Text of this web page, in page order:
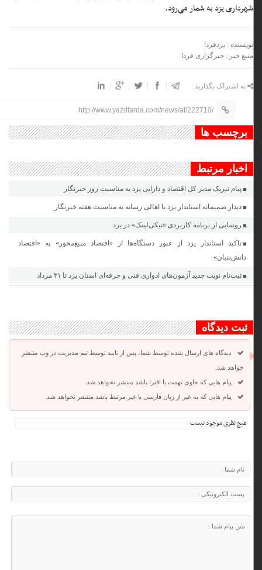
شهرداری یزد به شمار می‌رود.
نویسنده : یزدفردا
منبع خبر : خبرگزاری فردا
به اشتراک بگذارید :
http://www.yazdfarda.com/news/af/222710/
برچسب ها
اخبار مرتبط
پیام تبریک مدیر کل اقتصاد و دارایی یزد به مناسبت روز خبرنگار
دیدار صمیمانه استاندار یزد با اهالی رسانه به مناسبت هفته خبرنگار
رونمایی از برنامه کاربردی «نیکی‌لینک» در یزد
تاکید استاندار یزد از عبور دستگاه‌ها از «اقتصاد منبع‌محور» به «اقتصاد
دانش‌بنیان»
ثبت‌نام نوبت جدید آزمون‌های ادواری فنی و حرفه‌ای استان یزد تا ٣١ مرداد
ثبت دیدگاه
دیدگاه های ارسال شده توسط شما، پس از تایید توسط تیم مدیریت در وب منتشر
خواهد شد.
پیام هایی که حاوی تهمت یا افترا باشد منتشر نخواهد شد.
پیام هایی که به غیر از زبان فارسی یا غیر مرتبط باشد منتشر نخواهد شد.
هیچ نظری موجود نیست